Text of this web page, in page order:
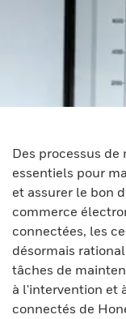
Des processus
essentiels pour
et assurer le bon
commerce
connectées, les
désormais
tâches de
à l'intervention et
connectés de